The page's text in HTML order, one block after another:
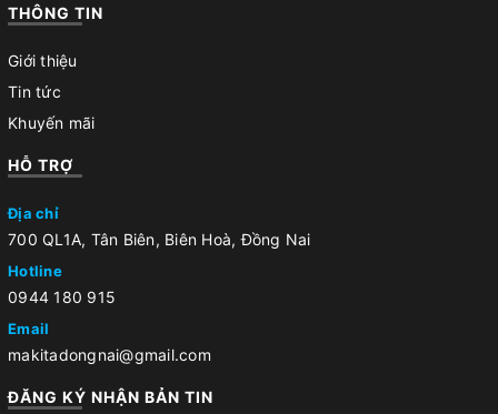
THÔNG TIN
Giới thiệu
Tin tức
Khuyến mãi
HỖ TRỢ
Địa chỉ
700 QL1A, Tân Biên, Biên Hoà, Đồng Nai
Hotline
0944 180 915
Email
makitadongnai@gmail.com
ĐĂNG KÝ NHẬN BẢN TIN